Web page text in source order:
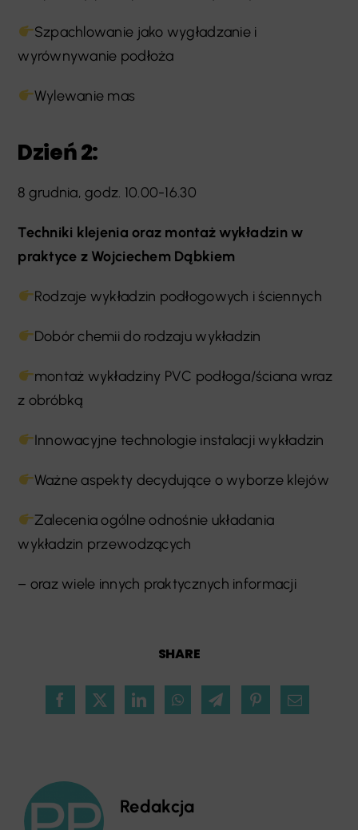
SHARE
Szpachlowanie jako wygładzanie i
wyrównywanie podłoża
Wylewanie mas
Dzień 2:
8 grudnia, godz. 10.00-16.30
Techniki klejenia oraz montaż wykładzin w
praktyce z Wojciechem Dąbkiem
Rodzaje wykładzin podłogowych i ściennych
Dobór chemii do rodzaju wykładzin
montaż wykładziny PVC podłoga/ściana wraz
z obróbką
Innowacyjne technologie instalacji wykładzin
Ważne aspekty decydujące o wyborze klejów
Zalecenia ogólne odnośnie układania
wykładzin przewodzących
– oraz wiele innych praktycznych informacji
Redakcja